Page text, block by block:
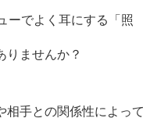
ーでよく耳にする「照
りませんか？
相手との関係性によって